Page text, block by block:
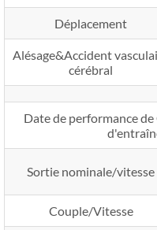
Déplacement
Alésage&Accident
cérébral
Date de performance
Sortie nominale/vitesse
Couple/Vitesse